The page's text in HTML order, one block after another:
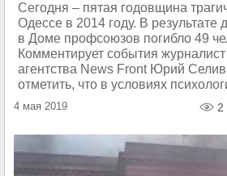
Сегодня – пятая годовщина
Одессе в 2014 году. В результате
в Доме профсоюзов погибло 49
Комментирует события
агентства News Front Юрий
отметить, что в условиях
4 мая 2019 2